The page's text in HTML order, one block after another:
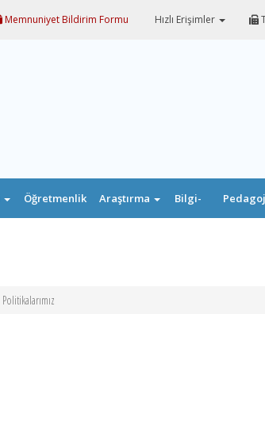
Memnuniyet Bildirim Formu Hızlı Erişimler
Öğretmenlik Araştırma Bilgi-
Politikalarımız